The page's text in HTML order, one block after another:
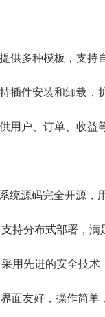
供多种模板，支持
插件安装和卸载，
供用户、订单、收益
统源码完全开源，
持分布式部署，满
用先进的安全技术
面友好，操作简单